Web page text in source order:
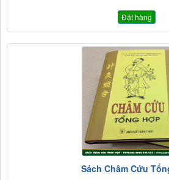
Đặt hàng
Sách Châm Cứu